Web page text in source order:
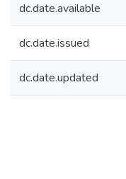
dc.date.available
dc.date.issued
dc.date.updated